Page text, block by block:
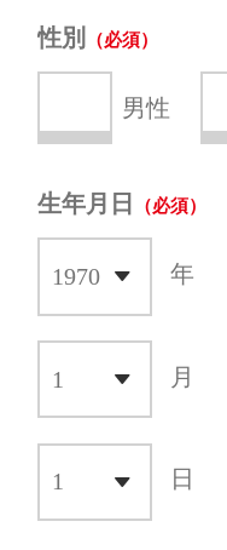
性別
男性
生年月日
年
月
日